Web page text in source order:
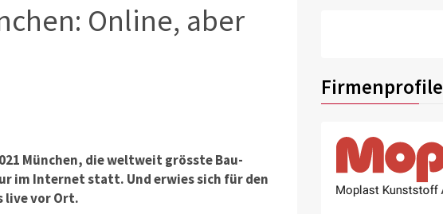
Online, aber
München, die weltweit grösste Bau-
im Internet statt. Und erwies sich für den
live vor Ort.
Firmenprofile